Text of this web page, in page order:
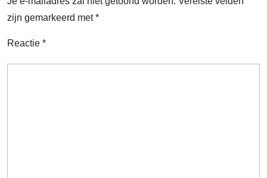
zijn gemarkeerd met*
Reactie *